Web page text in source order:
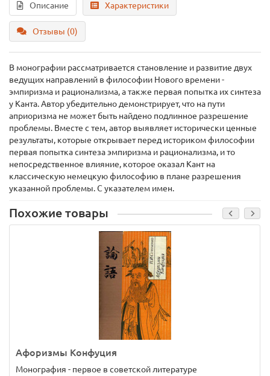
Описание Характеристики
Отзывы (0)
В монографии рассматривается становление и развитие двух
ведущих направлений в философии Нового времени -
эмпиризма и рационализма, а также первая попытка их синтеза
у Канта. Автор убедительно демонстрирует, что на пути
априоризма не может быть найдено подлинное разрешение
проблемы. Вместе с тем, автор выявляет исторически ценные
результаты, которые открывает перед историком философии
первая попытка синтеза эмпиризма и рационализма, и то
непосредственное влияние, которое оказал Кант на
классическую немецкую философию в плане разрешения
указанной проблемы. С указателем имен.
Похожие товары
Афоризмы Конфуция
Монография - первое в советской литературе